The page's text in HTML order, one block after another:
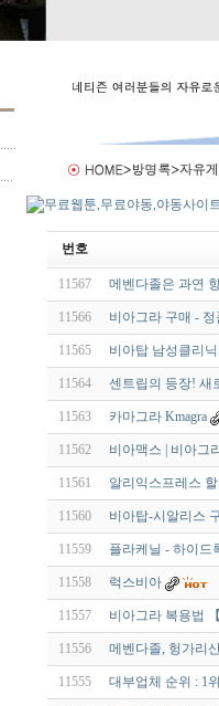
번호
11567 메벤다졸은 과연
11566 비아그라 구매 -
11565 비아탑 남성클리닉
11564 센트립의 등장! 새
11563 카마그라 Kmagra
11562 비아맥스 | 비아그
11561 알리익스프레스
11560 비아탑-시알리스
11559 플라케닐 - 하이드
11558 럭스비아
11557 비아그라 복용법
11556 메벤다졸, 헝가리
11555 대부업체 순위 : 1